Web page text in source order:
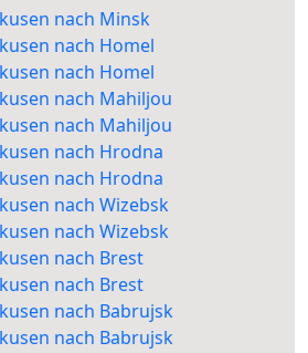
nach Minsk
nach Homel
nach Homel
nach Mahiljou
nach Mahiljou
nach Hrodna
nach Hrodna
nach Wizebsk
nach Wizebsk
nach Brest
nach Brest
nach Babrujsk
nach Babrujsk